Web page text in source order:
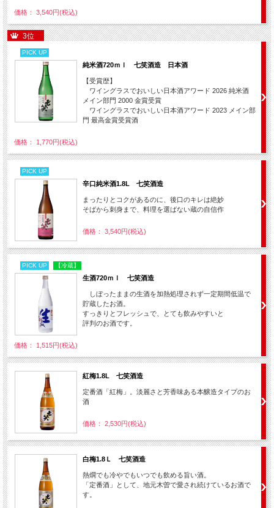
価格： 3,540円(税込)
3位
PICK UP
純米酒720ｍｌ 七笑酒造 日本酒
【受賞歴】
ワイングラスでおいしい日本酒アワード 2026 純米酒
メイン部門 2000 金賞受賞
ワイングラスでおいしい日本酒アワード 2023 メイン部
門 最高金賞受賞酒
価格： 1,770円(税込)
PICK UP
辛口純米酒1.8L 七笑酒造
まったりとコクがあるのに、後口のキレは絶妙
そばから刺身まで、料理を選ばない蔵の自信作
価格： 3,540円(税込)
PICK UP 【冷蔵】
生酒720ｍｌ 七笑酒造
しぼったままの生酒を加熱処理されず一定期間低温で
貯蔵したお酒。
すっきりとフレッシュで、とても飲みやすいと
評判のお酒です。
価格： 1,515円(税込)
紅梅1.8L 七笑酒造
定番酒「紅梅」。淡麗さと芳香味ある本醸造タイプのお
酒
価格： 2,530円(税込)
白梅1.8Ｌ 七笑酒造
熱燗でも冷やでもいつでも飲める旨い酒。
「定番酒」として、地元木曽で愛され続けているお酒で
す。